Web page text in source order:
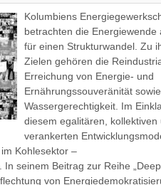
Kolumbiens
betrachten die Energiewende
für einen Strukturwandel. Zu
Zielen gehören die
Erreichung von Energie- und
Ernährungssouveränität sowie
Wassergerechtigkeit. Im
diesem egalitären, kollektiven
verankerten
Kohlesektor –
seinem Beitrag zur Reihe
von